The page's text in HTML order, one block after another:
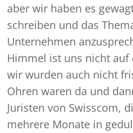
aber wir haben es
schreiben und das
Unternehmen
Himmel ist uns nicht auf
wir wurden auch nicht
Ohren waren da und
Juristen von Swisscom,
mehrere Monate in